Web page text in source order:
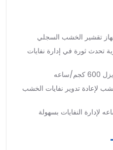
تقشير الخشب السجلي
تحدث ثورة في إدارة نفايات
لإعادة تدوير نفايات الخشب